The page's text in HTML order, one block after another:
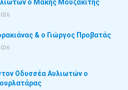
ο Μάκης Μουζακίτης
& ο Γιώργος Προβατάς
Οδυσσέα Αυλιωτών ο